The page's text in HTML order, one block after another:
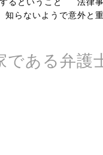
知らないようで意外と
ある弁護